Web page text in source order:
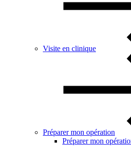
Visite en clinique
Préparer mon opération
Préparer mon